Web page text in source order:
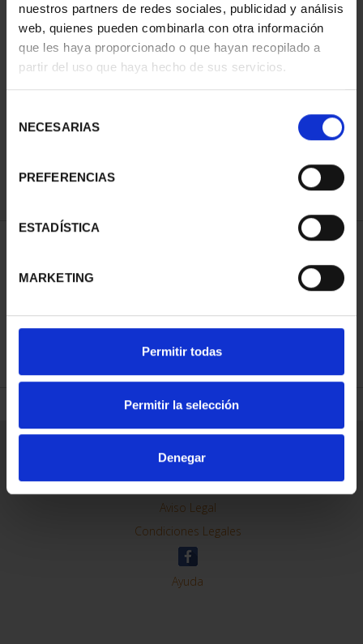
nuestros partners de redes sociales, publicidad y análisis
web, quienes pueden combinarla con otra información
que les haya proporcionado o que hayan recopilado a
partir del uso que haya hecho de sus servicios.
NECESARIAS
PREFERENCIAS
ESTADÍSTICA
MARKETING
Permitir todas
Permitir la selección
Denegar
€73.00
REFINE
Contacto
Preguntas Frequentes (FAQs)
Aviso Legal
Condiciones Legales
Ayuda